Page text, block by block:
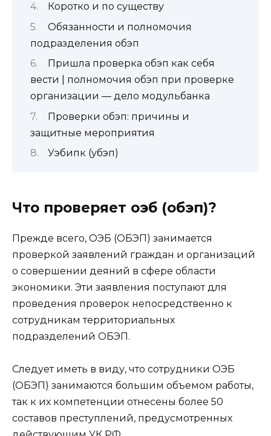
Коротко и по существу
Обязанности и полномочия
подразделения обэп
Пришла проверка обэп как себя
вести | полномочия обэп при проверке
организации — дело модульбанка
Проверки обэп: причины и
защитные мероприятия
Уэбипк (убэп)
Что проверяет оэб (обэп)?
Прежде всего, ОЭБ (ОБЭП) занимается
проверкой заявлений граждан и организаций
о совершении деяний в сфере области
экономики. Эти заявления поступают для
проведения проверок непосредственно к
сотрудникам территориальных
подразделений ОБЭП.
Следует иметь в виду, что сотрудники ОЭБ
(ОБЭП) занимаются большим объемом работы,
так к их компетенции отнесены более 50
составов преступлений, предусмотренных